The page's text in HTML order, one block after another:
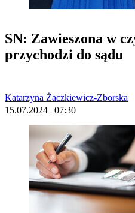
SN: Zawieszona w
przychodzi do sądu
Katarzyna Żaczkiewicz-Zborska
15.07.2024 | 07:30